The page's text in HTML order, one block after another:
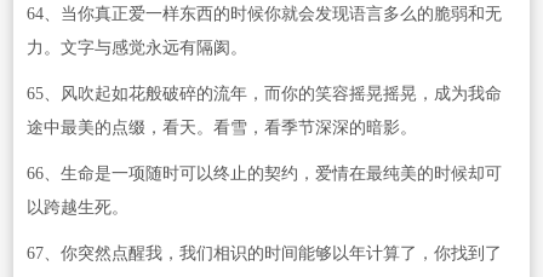
64、当你真正爱一样东西的时候你就会发现语言多么的脆弱和无
力。文字与感觉永远有隔阂。
65、风吹起如花般破碎的流年，而你的笑容摇晃摇晃，成为我命
途中最美的点缀，看天。看雪，看季节深深的暗影。
66、生命是一项随时可以终止的契约，爱情在最纯美的时候却可
以跨越生死。
67、你突然点醒我，我们相识的时间能够以年计算了，你找到了